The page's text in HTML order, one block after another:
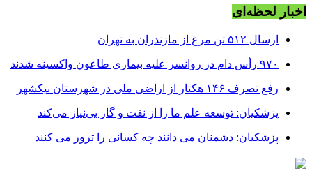
اخبار لحظه‌ای
ارسال ۵۱۲ تن مرغ از مازندران به تهران
۹۷۰ رأس دام در روانسر علیه بیماری طاعون واکسینه شدند
‌رفع تصرف ۱۴۶ هکتار از اراضی ملی در شهرستان نیکشهر
پزشکیان: توسعه علم ما را از نفت و گاز بی‌نیاز می‌کند
پزشکیان: دشمنان می دانند چه کسانی را ترور می کنند